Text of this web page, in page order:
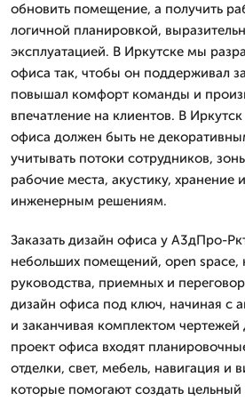
обновить помещение, а получить
логичной планировкой,
эксплуатацией. В Иркутске мы
офиса так, чтобы он поддерживал
повышал комфорт команды и
впечатление на клиентов. В
офиса должен быть не
учитывать потоки сотрудников,
рабочие места, акустику, хранение
инженерным решениям.
Заказать дизайн офиса у А3дПро-
небольших помещений, open space,
руководства, приемных и
дизайн офиса под ключ, начиная с
и заканчивая комплектом чертежей
проект офиса входят
отделки, свет, мебель, навигация и
которые помогают создать